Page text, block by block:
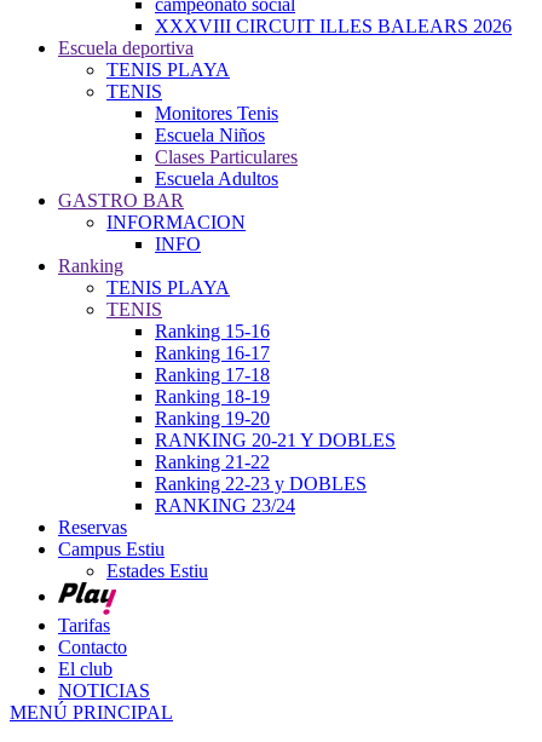
campeonato social
XXXVIII CIRCUIT ILLES BALEARS 2026
Escuela deportiva
TENIS PLAYA
TENIS
Monitores Tenis
Escuela Niños
Clases Particulares
Escuela Adultos
GASTRO BAR
INFORMACION
INFO
Ranking
TENIS PLAYA
TENIS
Ranking 15-16
Ranking 16-17
Ranking 17-18
Ranking 18-19
Ranking 19-20
RANKING 20-21 Y DOBLES
Ranking 21-22
Ranking 22-23 y DOBLES
RANKING 23/24
Reservas
Campus Estiu
Estades Estiu
Tarifas
Contacto
El club
NOTICIAS
MENÚ PRINCIPAL